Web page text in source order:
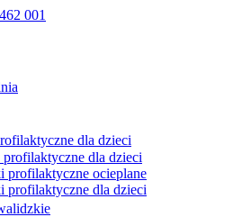
001
dla dzieci
profilaktyczne dla dzieci
profilaktyczne ocieplane
profilaktyczne dla dzieci